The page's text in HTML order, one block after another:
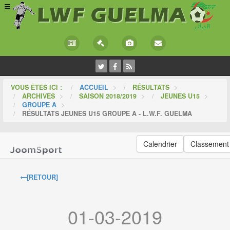
VOUS ÊTES ICI : ACCUEIL > RÉSULTATS >
ARCHIVES > SAISON 2018/2019 > JEUNES U15 >
GROUPE A >
RÉSULTATS JEUNES U15 GROUPE A - L.W.F. GUELMA
Calendrier Classement
[RETOUR]
01-03-2019